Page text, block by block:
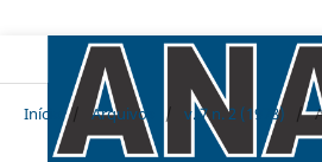
Início / Arquivos / v. 7 n. 2 (1978) /